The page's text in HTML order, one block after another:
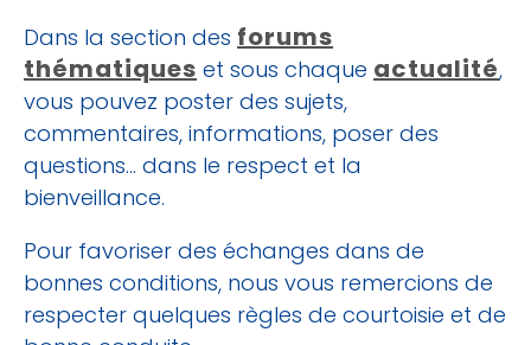
Dans la section des forums
thématiques et sous chaque actualité,
vous pouvez poster des sujets,
commentaires, informations, poser des
questions… dans le respect et la
bienveillance.
Pour favoriser des échanges dans de
bonnes conditions, nous vous remercions de
respecter quelques règles de courtoisie et de